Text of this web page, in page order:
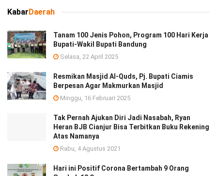
KabarDaerah
Tanam 100 Jenis Pohon, Program 100 Hari Kerja
Bupati-Wakil Bupati Bandung
Selasa, 22 April 2025
Resmikan Masjid Al-Quds, Pj. Bupati Ciamis
Berpesan Agar Makmurkan Masjid
Minggu, 16 Februari 2025
Tak Pernah Ajukan Diri Jadi Nasabah, Ryan
Heran BJB Cianjur Bisa Terbitkan Buku Rekening
Atas Namanya
Rabu, 4 Agustus 2021
Hari ini Positif Corona Bertambah 9 Orang